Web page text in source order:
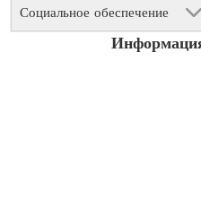
Социальное обеспечение